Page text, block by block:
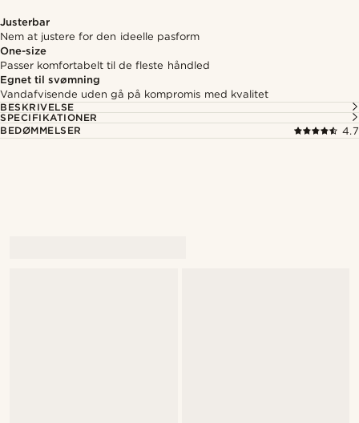
Justerbar
Nem at justere for den ideelle pasform
One-size
Passer komfortabelt til de fleste håndled
Egnet til svømning
Vandafvisende uden gå på kompromis med kvalitet
BESKRIVELSE
SPECIFIKATIONER
BEDØMMELSER
4.7